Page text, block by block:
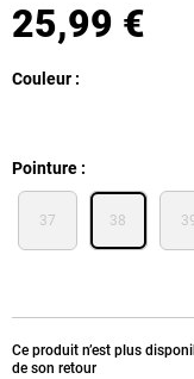
25,99 €
Couleur
Pointure
37 38
Ce produit n’est plus
de son retour